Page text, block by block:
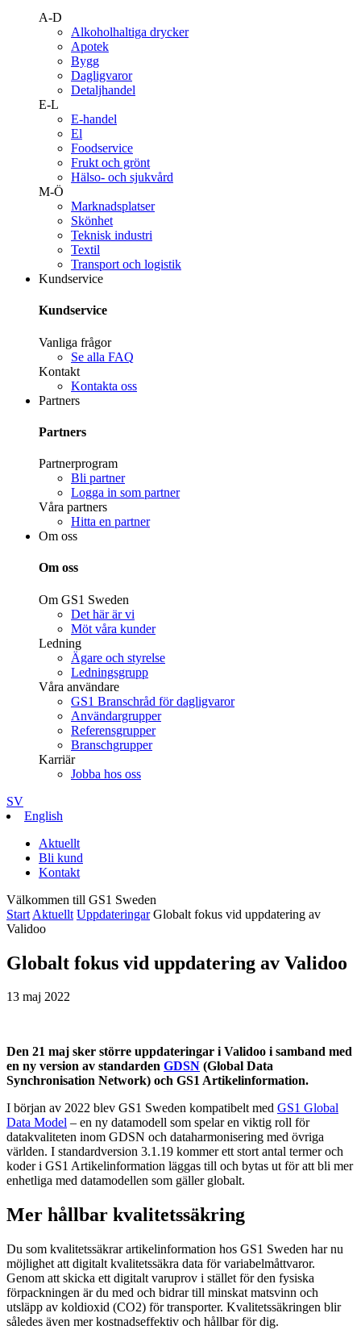
A-D
Alkoholhaltiga drycker
Apotek
Bygg
Dagligvaror
Detaljhandel
E-L
E-handel
El
Foodservice
Frukt och grönt
Hälso- och sjukvård
M-Ö
Marknadsplatser
Skönhet
Teknisk industri
Textil
Transport och logistik
Kundservice
Kundservice
Vanliga frågor
Se alla FAQ
Kontakt
Kontakta oss
Partners
Partners
Partnerprogram
Bli partner
Logga in som partner
Våra partners
Hitta en partner
Om oss
Om oss
Om GS1 Sweden
Det här är vi
Möt våra kunder
Ledning
Ägare och styrelse
Ledningsgrupp
Våra användare
GS1 Branschråd för dagligvaror
Användargrupper
Referensgrupper
Branschgrupper
Karriär
Jobba hos oss
SV
English
Aktuellt
Bli kund
Kontakt
Välkommen till GS1 Sweden
Start Aktuellt Uppdateringar Globalt fokus vid uppdatering av
Validoo
Globalt fokus vid uppdatering av Validoo
13 maj 2022
Den 21 maj sker större uppdateringar i Validoo i samband med
en ny version av standarden GDSN (Global Data
Synchronisation Network) och GS1 Artikelinformation.
I början av 2022 blev GS1 Sweden kompatibelt med GS1 Global
Data Model – en ny datamodell som spelar en viktig roll för
datakvaliteten inom GDSN och dataharmonisering med övriga
världen. I standardversion 3.1.19 kommer ett stort antal termer och
koder i GS1 Artikelinformation läggas till och bytas ut för att bli mer
enhetliga med datamodellen som gäller globalt.
Mer hållbar kvalitetssäkring
Du som kvalitetssäkrar artikelinformation hos GS1 Sweden har nu
möjlighet att digitalt kvalitetssäkra data för variabelmåttvaror.
Genom att skicka ett digitalt varuprov i stället för den fysiska
förpackningen är du med och bidrar till minskat matsvinn och
utsläpp av koldioxid (CO2) för transporter. Kvalitetssäkringen blir
således även mer kostnadseffektiv och hållbar för dig.